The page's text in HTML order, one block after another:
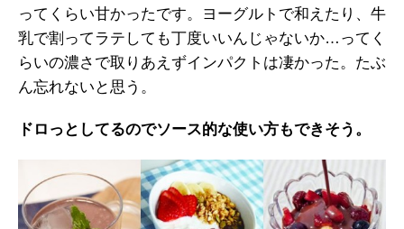
ってくらい甘かったです。ヨーグルトで和えたり、牛
乳で割ってラテしても丁度いいんじゃないか…ってく
らいの濃さで取りあえずインパクトは凄かった。たぶ
ん忘れないと思う。
ドロっとしてるのでソース的な使い方もできそう。